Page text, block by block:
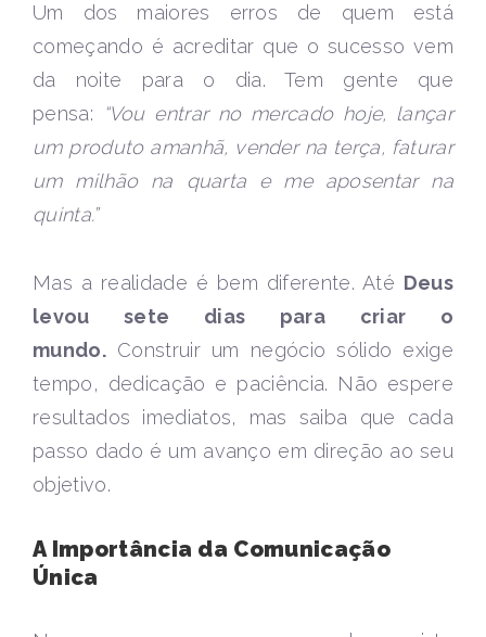
Um dos maiores erros de quem está
começando é acreditar que o sucesso vem
da noite para o dia. Tem gente que
pensa:
“Vou entrar no mercado hoje, lançar
um produto amanhã, vender na terça, faturar
um milhão na quarta e me aposentar na
quinta.”
Mas a realidade é bem diferente. Até Deus
levou sete dias para criar o
mundo.Construir um negócio sólido exige
tempo, dedicação e paciência. Não espere
resultados imediatos, mas saiba que cada
passo dado é um avanço em direção ao seu
objetivo.
A Importância da Comunicação
Única